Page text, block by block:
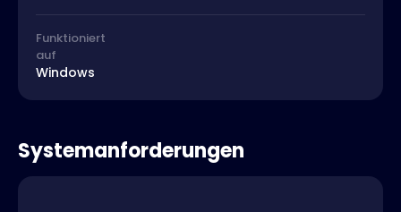
Funktioniert
auf
Windows
Systemanforderungen